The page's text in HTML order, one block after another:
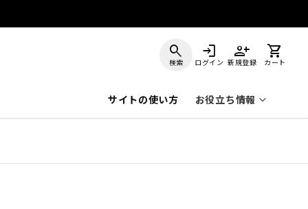
search
検索
login
ログイン
person_add
新規登録
shopping_cart
カート
サイトの使い方 お役立ち情報 keyboard_arrow_down